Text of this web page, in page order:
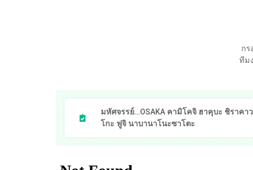
ก
ทีม
มหัศจรรย์…OSAKA คามิโคจิ ฮาคุบะ ชิราคา
โกะ ฟูจิ นาบานาโนะซาโตะ